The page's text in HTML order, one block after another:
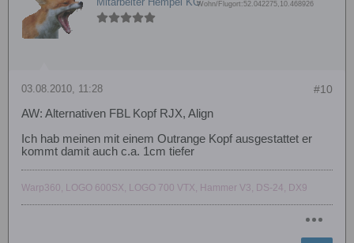
Wohn/Flugort:52.042275,10.468926
#10
03.08.2010, 11:28
AW: Alternativen FBL Kopf RJX, Align
Ich hab meinen mit einem Outrange Kopf ausgestattet er
kommt damit auch c.a. 1cm tiefer
Warp360, LOGO 600SX, LOGO 700 VTX, Hammer V3, DS-24, DX9